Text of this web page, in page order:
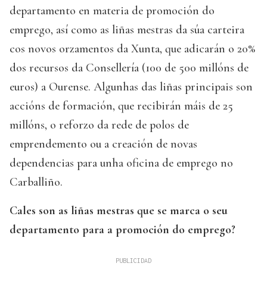
departamento en materia de promoción do
emprego, así como as liñas mestras da súa carteira
cos novos orzamentos da Xunta, que adicarán o 20%
dos recursos da Consellería (100 de 500 millóns de
euros) a Ourense. Algunhas das liñas principais son
accións de formación, que recibirán máis de 25
millóns, o reforzo da rede de polos de
emprendemento ou a creación de novas
dependencias para unha oficina de emprego no
Carballiño.
Cales son as liñas mestras que se marca o seu
departamento para a promoción do emprego?